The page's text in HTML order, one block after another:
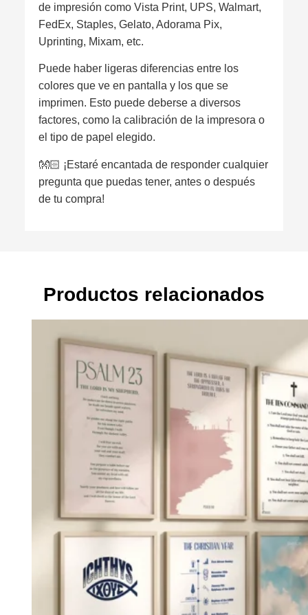
de impresión como Vista Print, UPS, Walmart,
FedEx, Staples, Gelato, Adorama Pix,
Uprinting, Mixam, etc.
Puede haber ligeras diferencias entre los
colores que ve en pantalla y los que se
imprimen. Esto puede deberse a diversos
factores, como la calibración de la impresora o
el tipo de papel elegido.
👐🏻 ¡Estaré encantada de responder cualquier
pregunta que puedas tener, antes o después
de tu compra!
Productos relacionados